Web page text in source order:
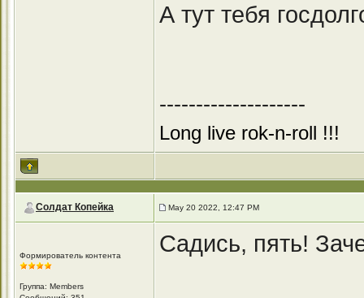
А тут тебя
--------------------
Long live rok-n-roll !!!
Солдат Копейка May 20 2022, 12:47 PM
Формирователь контента
Группа: Members
Садись, пять!